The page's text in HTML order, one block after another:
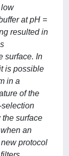
low
at pH =
resulted in
surface. In
is possible
in a
of the
selection
the surface
an
protocol